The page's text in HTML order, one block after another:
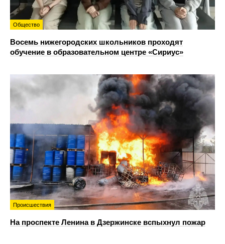
Общество
Восемь нижегородских школьников проходят
обучение в образовательном центре «Сириус»
Происшествия
На проспекте Ленина в Дзержинске вспыхнул пожар